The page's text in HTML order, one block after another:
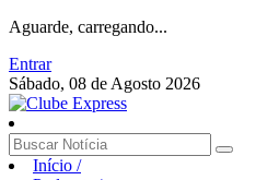
Aguarde, carregando...
Entrar
Sábado, 08 de Agosto 2026
Início /